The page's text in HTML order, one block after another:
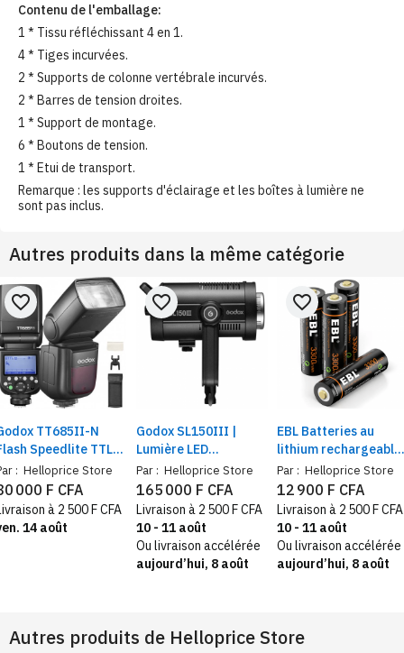
Contenu de l'emballage:
1 * Tissu réfléchissant 4 en 1.
4 * Tiges incurvées.
2 * Supports de colonne vertébrale incurvés.
2 * Barres de tension droites.
1 * Support de montage.
6 * Boutons de tension.
1 * Etui de transport.
Remarque : les supports d'éclairage et les boîtes à lumière ne
sont pas inclus.
Autres produits dans la même catégorie
TT685II-N
Speedlite TTL
avec les
photo Nikon
: Helloprice Store
favorite_border
000 F CFA
à 2 500 F CFA
14 août
Godox SL150III |
Lumière LED
Professionnelle
150W, 8 effects –
éclairage Photo et
Vidéo
Par : Helloprice Store
favorite_border
165 000 F CFA
Livraison à 2 500 F CFA
10 - 11 août
Ou livraison accélérée
aujourd’hui, 8 août
EBL Batteries au
lithium
par USB, Lot de 4 piles
AA au longue durée
de 3 300 mWh, 1.5 V
avec câble de charge
Par : Helloprice Store
favorite_border
12 900 F CFA
Livraison à 2 500 F CFA
10 - 11 août
Ou livraison accélérée
aujourd’hui, 8 août
Autres produits de Helloprice Store